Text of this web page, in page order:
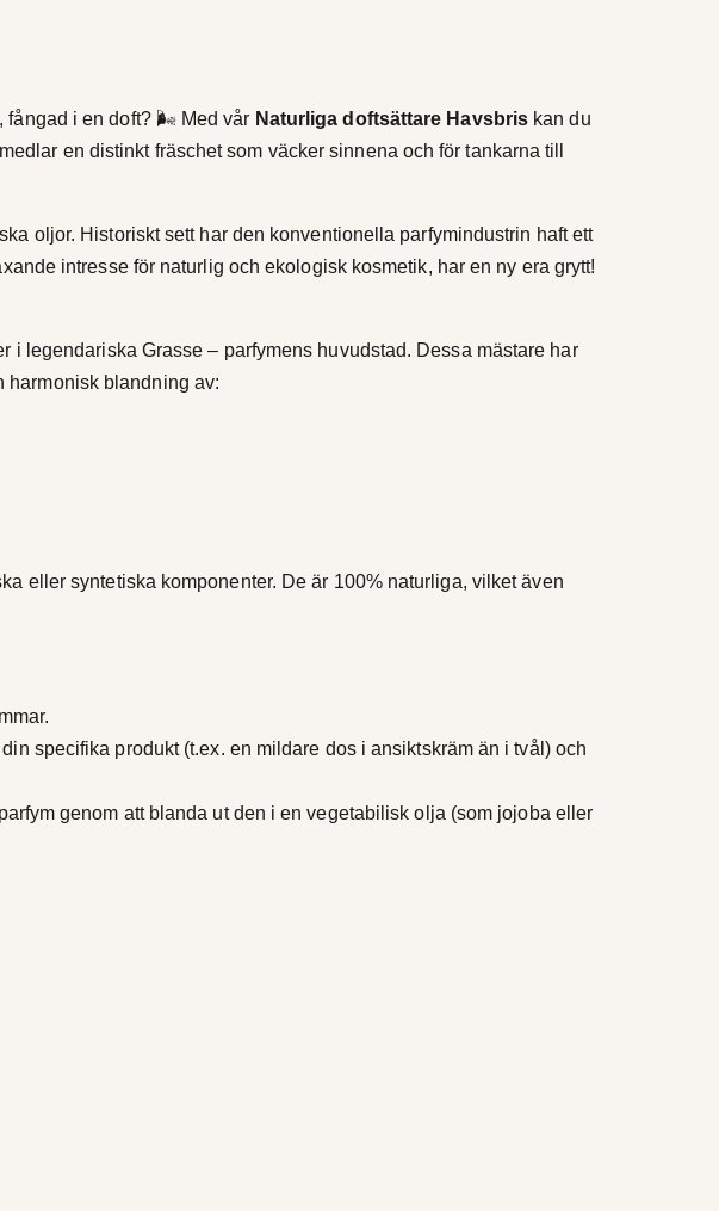
fångad i en doft? 🌬️ Med vår Naturliga doftsättare Havsbris kan du
en distinkt fräschet som väcker sinnena och för tankarna till
oljor. Historiskt sett har den konventionella parfymindustrin haft ett
intresse för naturlig och ekologisk kosmetik, har en ny era grytt!
i legendariska Grasse – parfymens huvudstad. Dessa mästare har
harmonisk blandning av:
eller syntetiska komponenter. De är 100% naturliga, vilket även
specifika produkt (t.ex. en mildare dos i ansiktskräm än i tvål) och
genom att blanda ut den i en vegetabilisk olja (som jojoba eller